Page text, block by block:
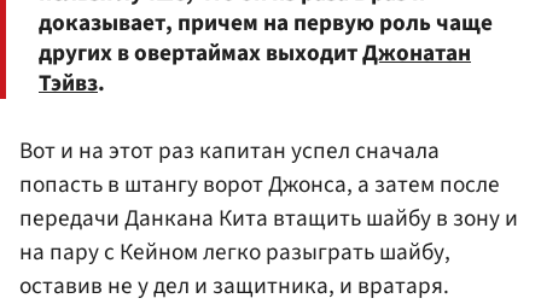
доказывает, причем на первую роль чаще
других в овертаймах выходитДжонатан
Тэйвз.
Вот и на этот раз капитан успел сначала
попасть в штангу ворот Джонса, а затем после
передачи Данкана Кита втащить шайбу в зону и
на пару с Кейном легко разыграть шайбу,
оставив не у дел и защитника, и вратаря.